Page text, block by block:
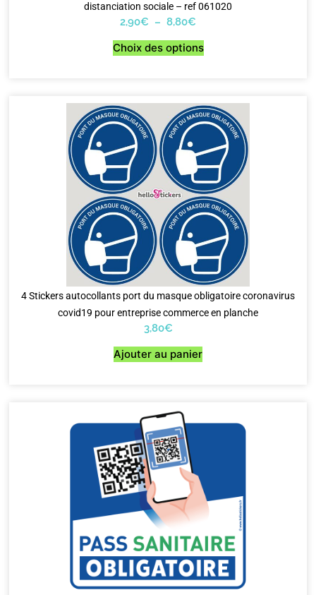
distanciation sociale – ref 061020
2,90€ – 8,80€
Choix des options
4 Stickers autocollants port du masque obligatoire coronavirus
covid19 pour entreprise commerce en planche
3,80€
Ajouter au panier